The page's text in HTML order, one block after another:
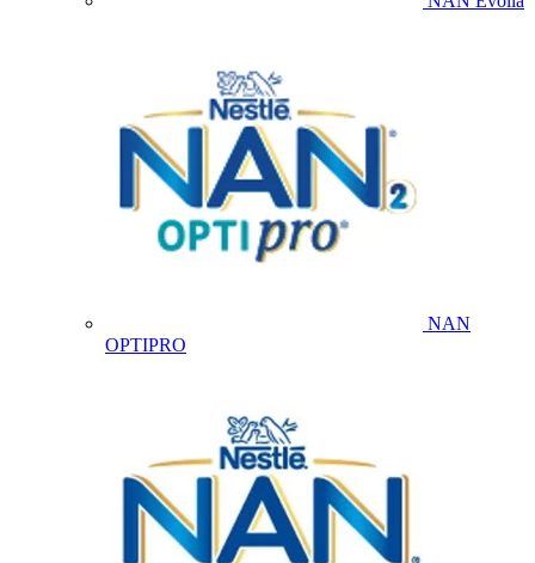
NAN
OPTIPRO